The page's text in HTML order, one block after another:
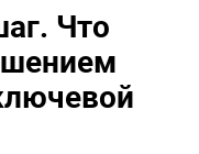
Что